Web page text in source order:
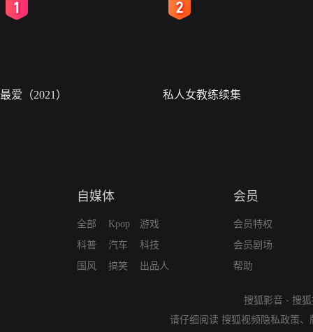
最爱（2021） 私人女教练续集
自媒体
全部
科普
国风
Kpop
汽车
搞笑
游戏
科技
出品人
会员
会员特权
会员剧场
帮助
搜狐影音 - 搜
请仔细阅读 搜狐视频隐私政策、